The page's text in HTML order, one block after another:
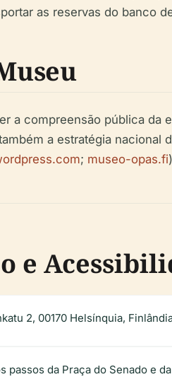
as reservas do banco
a compreensão pública
a estratégia
; museo-opas.fi
e
2, 00170 Helsínquia,
passos da Praça do Senado e